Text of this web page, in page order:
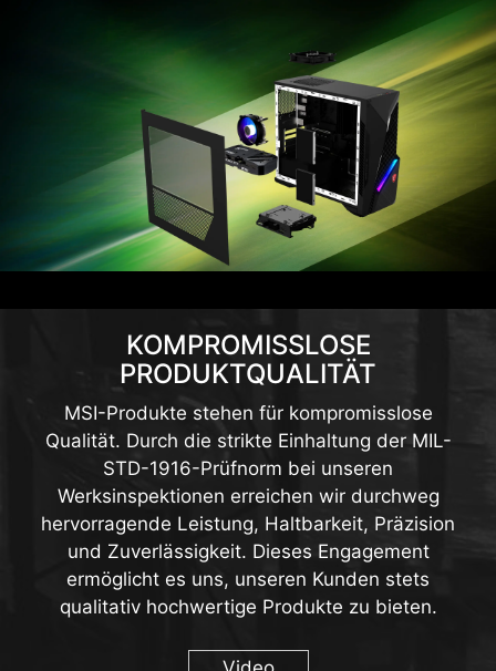
KOMPROMISSLOSE
PRODUKTQUALITÄT
MSI-Produkte stehen für kompromisslose
Qualität. Durch die strikte Einhaltung der MIL-
STD-1916-Prüfnorm bei unseren
Werksinspektionen erreichen wir durchweg
hervorragende Leistung, Haltbarkeit, Präzision
und Zuverlässigkeit. Dieses Engagement
ermöglicht es uns, unseren Kunden stets
qualitativ hochwertige Produkte zu bieten.